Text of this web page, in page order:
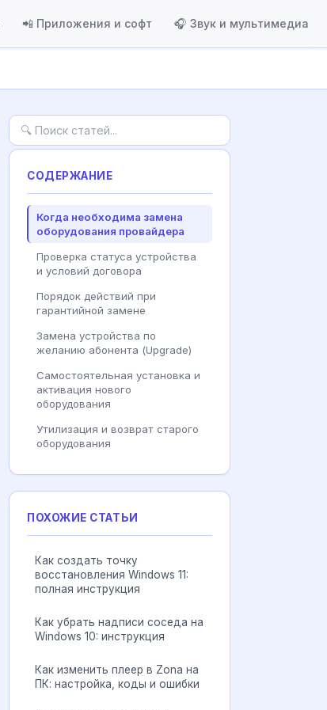
📲 Приложения и софт 🎧 Звук и мультимедиа
СОДЕРЖАНИЕ
Когда необходима замена
оборудования провайдера
Проверка статуса устройства
и условий договора
Порядок действий при
гарантийной замене
Замена устройства по
желанию абонента (Upgrade)
Самостоятельная установка и
активация нового
оборудования
Утилизация и возврат старого
оборудования
ПОХОЖИЕ СТАТЬИ
Как создать точку
восстановления Windows 11:
полная инструкция
Как убрать надписи соседа на
Windows 10: инструкция
Как изменить плеер в Zona на
ПК: настройка, коды и ошибки